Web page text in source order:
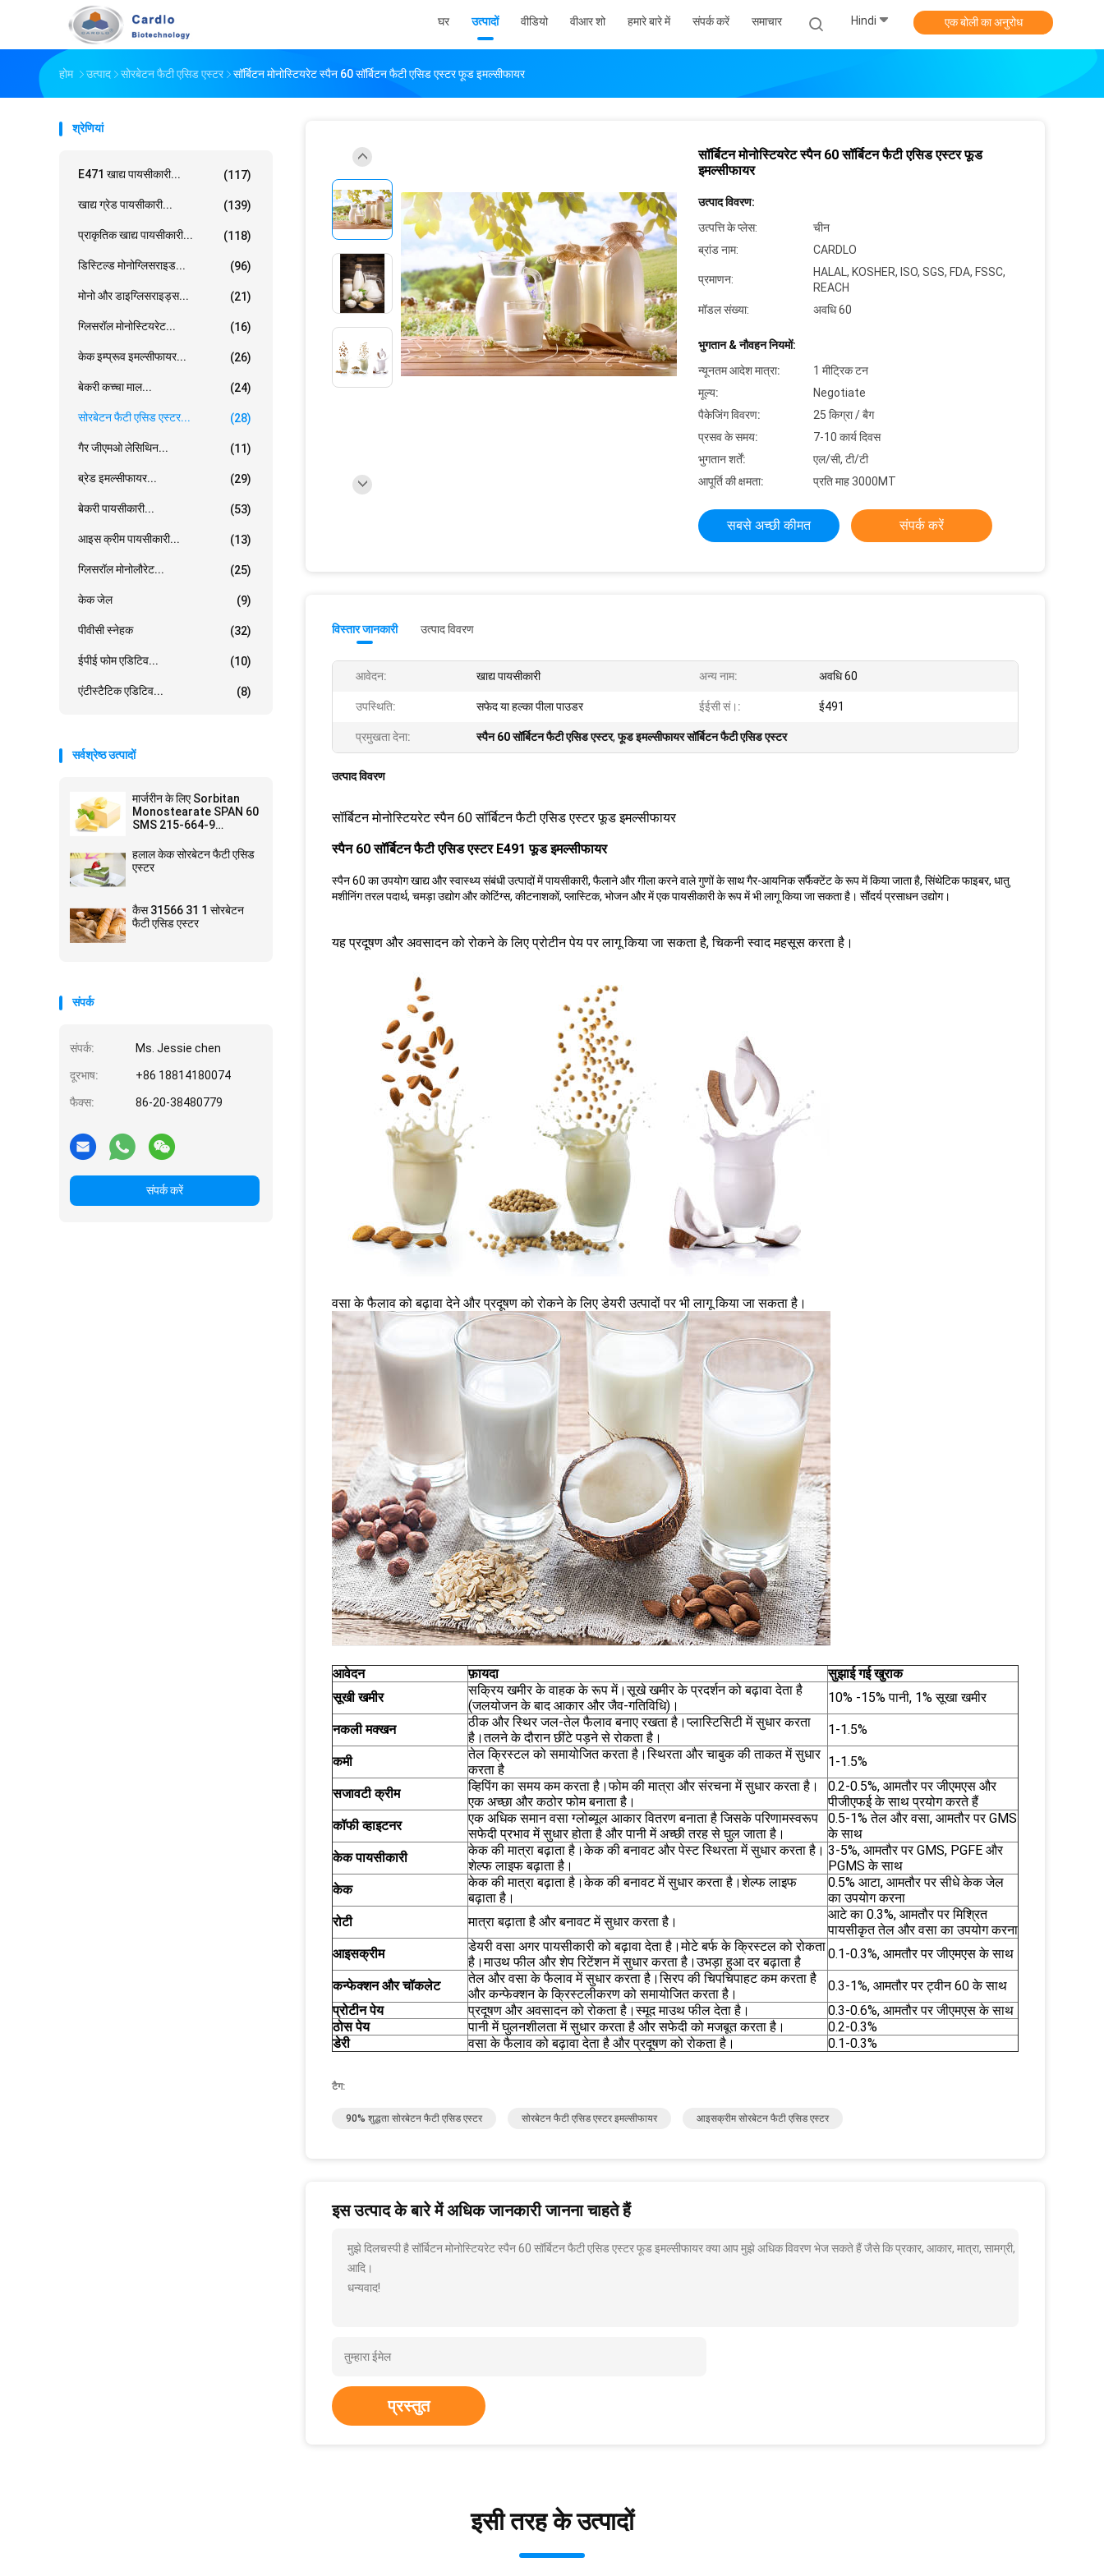
घर उत्पादों वीडियो वीआर शो हमारे बारे में संपर्क करें समाचार Hindi एक बोली का अनुरोध
होम उत्पाद सोरबेटन फैटी एसिड एस्टर सॉर्बिटन मोनोस्टियरेट स्पैन 60 सॉर्बिटन फैटी एसिड एस्टर फूड इमल्सीफायर
श्रेणियां
E471 खाद्य पायसीकारी... (117)
खाद्य ग्रेड पायसीकारी... (139)
प्राकृतिक खाद्य पायसीकारी... (118)
डिस्टिल्ड मोनोग्लिसराइड... (96)
मोनो और डाइग्लिसराइड्स... (21)
ग्लिसरॉल मोनोस्टियरेट... (16)
केक इम्प्रूव इमल्सीफायर... (26)
बेकरी कच्चा माल... (24)
सोरबेटन फैटी एसिड एस्टर... (28)
गैर जीएमओ लेसिथिन... (11)
ब्रेड इमल्सीफायर... (29)
बेकरी पायसीकारी... (53)
आइस क्रीम पायसीकारी... (13)
ग्लिसरॉल मोनोलौरेट... (25)
केक जेल (9)
पीवीसी स्नेहक (32)
ईपीई फोम एडिटिव... (10)
एंटीस्टैटिक एडिटिव... (8)
सर्वश्रेष्ठ उत्पादों
मार्जरीन के लिए Sorbitan
Monostearate SPAN 60
SMS 215-664-9
हलाल केक सोरबेटन फैटी एसिड
एस्टर
कैस 31566 31 1 सोरबेटन
फैटी एसिड एस्टर
संपर्क
संपर्क: Ms. Jessie chen
दूरभाष: +86 18814180074
फैक्स: 86-20-38480779
संपर्क करें
सॉर्बिटन मोनोस्टियरेट स्पैन 60 सॉर्बिटन फैटी एसिड एस्टर फूड
इमल्सीफायर
उत्पाद विवरण:
उत्पत्ति के प्लेस:
चीन
ब्रांड नाम:
CARDLO
प्रमाणन:
HALAL, KOSHER, ISO, SGS, FDA, FSSC,
REACH
मॉडल संख्या:
अवधि 60
भुगतान & नौवहन नियमों:
न्यूनतम आदेश मात्रा:
1 मीट्रिक टन
मूल्य:
Negotiate
पैकेजिंग विवरण:
25 किग्रा / बैग
प्रसव के समय:
7-10 कार्य दिवस
भुगतान शर्तें:
एल/सी, टी/टी
आपूर्ति की क्षमता:
प्रति माह 3000MT
सबसे अच्छी कीमत संपर्क करें
विस्तार जानकारी उत्पाद विवरण
आवेदन: खाद्य पायसीकारी अन्य नाम: अवधि 60
उपस्थिति: सफेद या हल्का पीला पाउडर ईईसी सं।: ई491
प्रमुखता देना: स्पैन 60 सॉर्बिटन फैटी एसिड एस्टर,फूड इमल्सीफायर सॉर्बिटन फैटी एसिड एस्टर
उत्पाद विवरण
सॉर्बिटन मोनोस्टियरेट स्पैन 60 सॉर्बिटन फैटी एसिड एस्टर फूड इमल्सीफायर
स्पैन 60 सॉर्बिटन फैटी एसिड एस्टर E491 फूड इमल्सीफायर
स्पैन 60 का उपयोग खाद्य और स्वास्थ्य संबंधी उत्पादों में पायसीकारी, फैलाने और गीला करने वाले गुणों के साथ गैर-आयनिक सर्फैक्टेंट के रूप में किया जाता है, सिंथेटिक फाइबर, धातु
मशीनिंग तरल पदार्थ, चमड़ा उद्योग और कोटिंग्स, कीटनाशकों, प्लास्टिक, भोजन और में एक पायसीकारी के रूप में भी लागू किया जा सकता है। सौंदर्य प्रसाधन उद्योग।
यह प्रदूषण और अवसादन को रोकने के लिए प्रोटीन पेय पर लागू किया जा सकता है, चिकनी स्वाद महसूस करता है।
वसा के फैलाव को बढ़ावा देने और प्रदूषण को रोकने के लिए डेयरी उत्पादों पर भी लागू किया जा सकता है।
आवेदन फ़ायदा
सुझाई गई खुराक
सूखी खमीर
सक्रिय खमीर के वाहक के रूप में।सूखे खमीर के प्रदर्शन को बढ़ावा देता है
(जलयोजन के बाद आकार और जैव-गतिविधि)।
10% -15% पानी, 1% सूखा खमीर
नकली मक्खन
ठीक और स्थिर जल-तेल फैलाव बनाए रखता है।प्लास्टिसिटी में सुधार करता
है।तलने के दौरान छींटे पड़ने से रोकता है।
1-1.5%
कमी
तेल क्रिस्टल को समायोजित करता है।स्थिरता और चाबुक की ताकत में सुधार
करता है
1-1.5%
सजावटी क्रीम
व्हिपिंग का समय कम करता है।फोम की मात्रा और संरचना में सुधार करता है।
एक अच्छा और कठोर फोम बनाता है।
0.2-0.5%, आमतौर पर जीएमएस और
पीजीएफई के साथ प्रयोग करते हैं
कॉफी व्हाइटनर
एक अधिक समान वसा ग्लोब्यूल आकार वितरण बनाता है जिसके परिणामस्वरूप
सफेदी प्रभाव में सुधार होता है और पानी में अच्छी तरह से घुल जाता है।
0.5-1% तेल और वसा, आमतौर पर GMS
के साथ
केक पायसीकारी
केक की मात्रा बढ़ाता है।केक की बनावट और पेस्ट स्थिरता में सुधार करता है।
शेल्फ लाइफ बढ़ाता है।
3-5%, आमतौर पर GMS, PGFE और
PGMS के साथ
केक
केक की मात्रा बढ़ाता है।केक की बनावट में सुधार करता है।शेल्फ लाइफ
बढ़ाता है।
0.5% आटा, आमतौर पर सीधे केक जेल
का उपयोग करना
रोटी
मात्रा बढ़ाता है और बनावट में सुधार करता है।
आटे का 0.3%, आमतौर पर मिश्रित
पायसीकृत तेल और वसा का उपयोग करना
आइसक्रीम
डेयरी वसा अगर पायसीकारी को बढ़ावा देता है।मोटे बर्फ के क्रिस्टल को रोकता
है।माउथ फील और शेप रिटेंशन में सुधार करता है।उभड़ा हुआ दर बढ़ाता है
0.1-0.3%, आमतौर पर जीएमएस के साथ
कन्फेक्शन और चॉकलेट
तेल और वसा के फैलाव में सुधार करता है।सिरप की चिपचिपाहट कम करता है
और कन्फेक्शन के क्रिस्टलीकरण को समायोजित करता है।
0.3-1%, आमतौर पर ट्वीन 60 के साथ
प्रोटीन पेय
प्रदूषण और अवसादन को रोकता है।स्मूद माउथ फील देता है।
0.3-0.6%, आमतौर पर जीएमएस के साथ
ठोस पेय
पानी में घुलनशीलता में सुधार करता है और सफेदी को मजबूत करता है।
0.2-0.3%
डेरी
वसा के फैलाव को बढ़ावा देता है और प्रदूषण को रोकता है। 0.1-0.3%
टैग:
90% शुद्धता सोरबेटन फैटी एसिड एस्टर सोरबेटन फैटी एसिड एस्टर इमल्सीफायर आइसक्रीम सोरबेटन फैटी एसिड एस्टर
इस उत्पाद के बारे में अधिक जानकारी जानना चाहते हैं
मुझे दिलचस्पी है सॉर्बिटन मोनोस्टियरेट स्पैन 60 सॉर्बिटन फैटी एसिड एस्टर फूड इमल्सीफायर क्या आप मुझे अधिक विवरण भेज सकते हैं जैसे कि प्रकार, आकार, मात्रा, सामग्री,
आदि।
धन्यवाद!
प्रस्तुत
इसी तरह के उत्पादों